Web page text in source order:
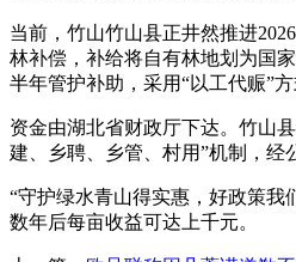
当前，竹山竹山县正井然推进
林补偿，补给将自有林地划为国
半年管护补助，采用“以工代赈”
资金由湖北省财政厅下达。竹山
建、乡聘、乡管、村用”机制，经
“守护绿水青山得实惠，好政策我
数年后每亩收益可达上千元。